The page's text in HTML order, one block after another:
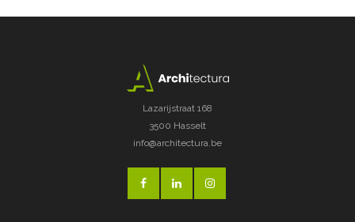
Lazarijstraat 168
3500 Hasselt
info@architectura.be